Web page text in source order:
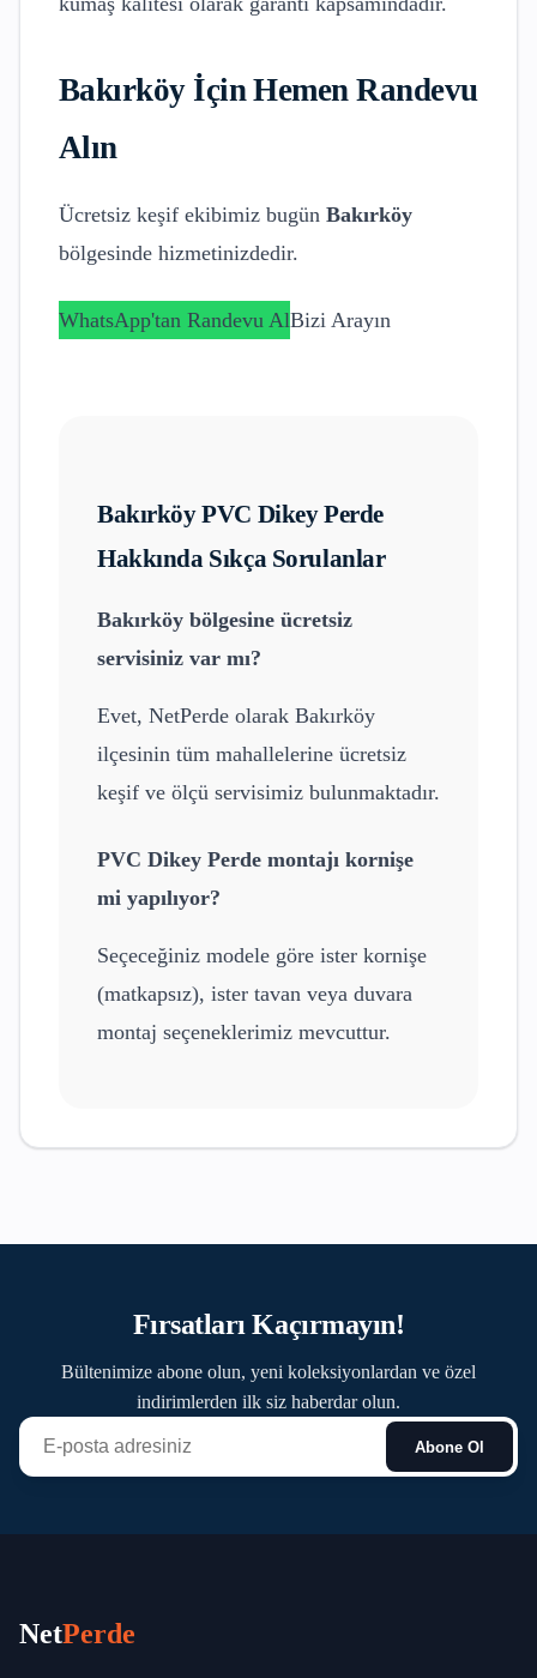
Bakırköyİçin Hemen Randevu
Alın
Ücretsiz keşif ekibimiz bugün Bakırköy
bölgesinde hizmetinizdedir.
WhatsApp'tan Randevu AlBizi Arayın
BakırköyPVC Dikey Perde
Hakkında Sıkça Sorulanlar
Bakırköy bölgesine ücretsiz
servisiniz var mı?
Evet, NetPerde olarak Bakırköy
ilçesinin tüm mahallelerine ücretsiz
keşif ve ölçü servisimiz bulunmaktadır.
PVC Dikey Perde montajı kornişe
mi yapılıyor?
Seçeceğiniz modele göre ister kornişe
(matkapsız), ister tavan veya duvara
montaj seçeneklerimiz mevcuttur.
Fırsatları Kaçırmayın!
Bültenimize abone olun, yeni koleksiyonlardan ve özel
indirimlerden ilk siz haberdar olun.
Abone Ol
NetPerde